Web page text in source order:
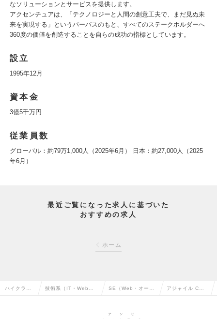
なソリューションとサービスを提供します。
アクセンチュアは、「テクノロジーと人間の創意工夫で、まだ見ぬ未
来を実現する」というパーパスのもと、すべてのステークホルダーへ
360度の価値を創造することを自らの成功の指標としています。
設立
1995年12月
資本金
3億5千万円
従業員数
グローバル：約79万1,000人（2025年6月） 日本：約27,000人（2025
年6月）
最近ご覧になった求人に基づいた
おすすめの求人
ホーム
ハイクラス 技術系（IT・Web・ SE（Web・オープ アジャイル CoE